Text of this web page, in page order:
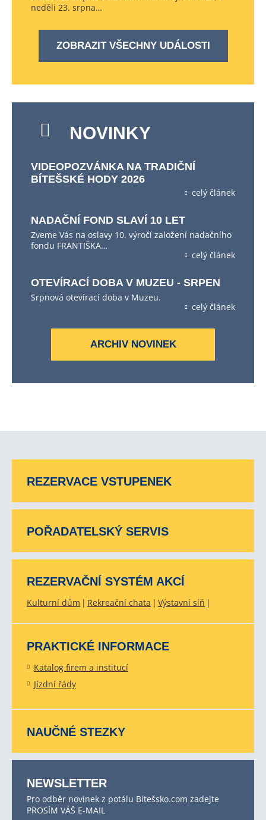
neděli 23. srpna…
ZOBRAZIT VŠECHNY UDÁLOSTI
NOVINKY
VIDEOPOZVÁNKA NA TRADIČNÍ
BÍTEŠSKÉ HODY 2026
celý článek
NADAČNÍ FOND SLAVÍ 10 LET
Zveme Vás na oslavy 10. výročí založení nadačního
fondu FRANTIŠKA…
celý článek
OTEVÍRACÍ DOBA V MUZEU - SRPEN
Srpnová otevírací doba v Muzeu.
celý článek
ARCHIV NOVINEK
REZERVACE VSTUPENEK
POŘADATELSKÝ SERVIS
REZERVAČNÍ SYSTÉM AKCÍ
Kulturní dům Rekreační chata Výstavní síň
PRAKTICKÉ INFORMACE
Katalog firem a institucí
Jízdní řády
NAUČNÉ STEZKY
NEWSLETTER
Pro odběr novinek z potálu Bítešsko.com zadejte
PROSÍM VÁŠ E-MAIL